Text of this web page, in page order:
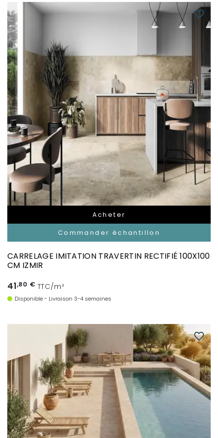
Acheter
Commander échantillon
favorite_border
CARRELAGE IMITATION TRAVERTIN RECTIFIÉ 100X100
CM IZMIR
41,80 € TTC/m²
Disponible - Livraison 3-4 semaines
favorite_border